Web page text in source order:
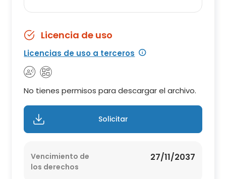
Licencia de uso
Licencias de uso a terceros
No tienes permisos para descargar el archivo.
Solicitar
Vencimiento de
los derechos
27/11/2037